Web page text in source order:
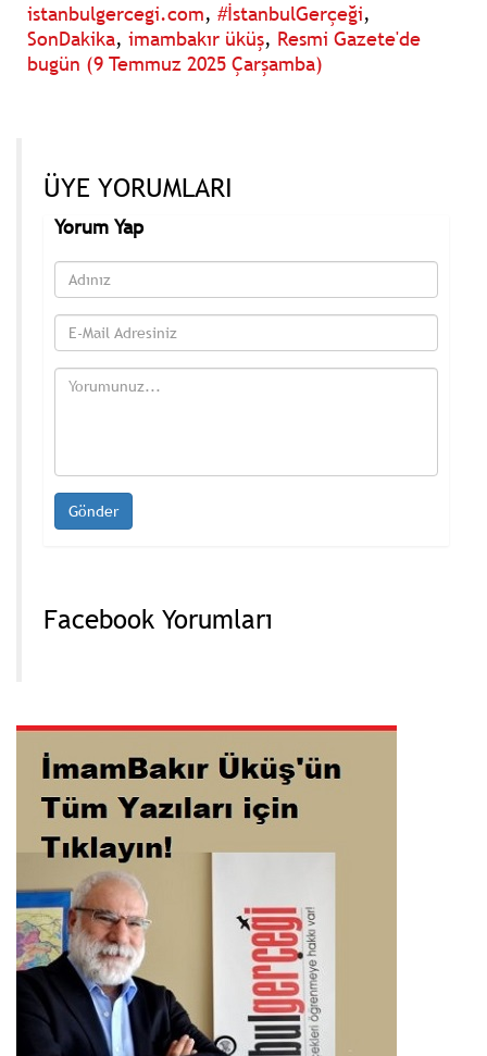
istanbulgercegi.com, #İstanbulGerçeği,
SonDakika, imambakır üküş, Resmi Gazete'de
bugün (9 Temmuz 2025 Çarşamba)
ÜYE YORUMLARI
Yorum Yap
Facebook Yorumları